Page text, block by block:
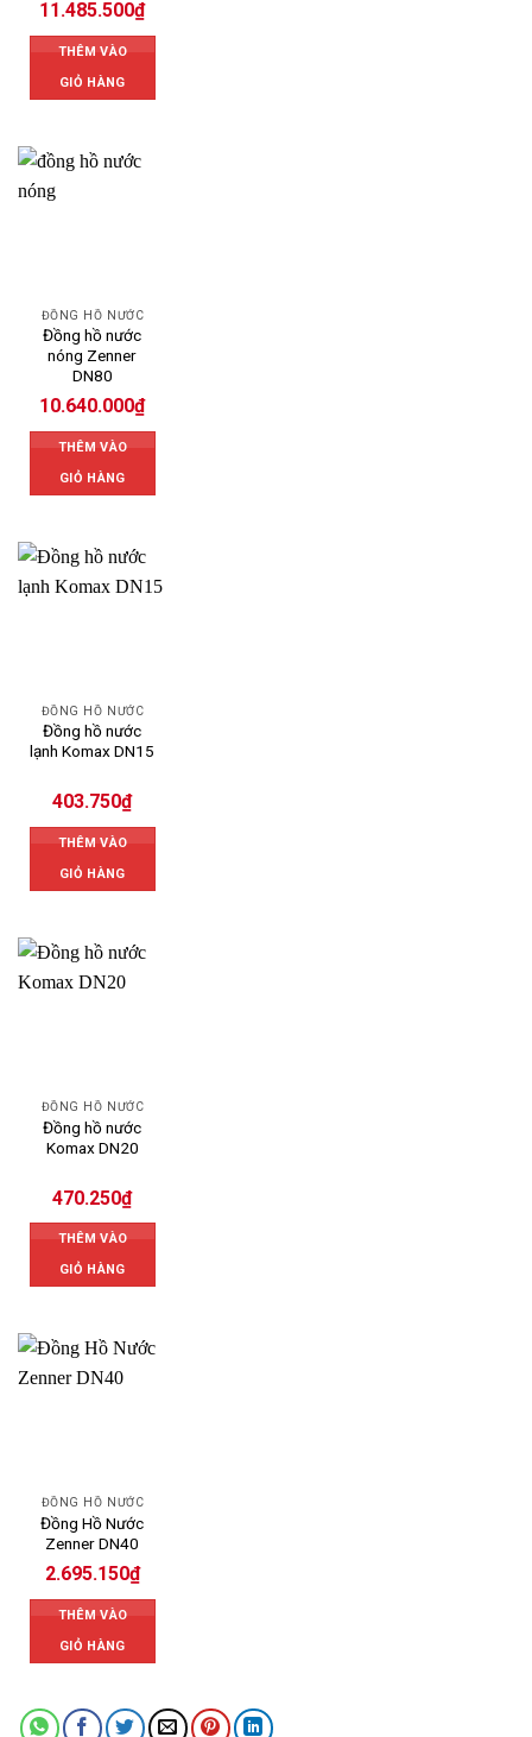
11.485.500₫
THÊM VÀO
GIỎ HÀNG
ĐỒNG HỒ NƯỚC
Đồng hồ nước
nóng Zenner
DN80
10.640.000₫
THÊM VÀO
GIỎ HÀNG
ĐỒNG HỒ NƯỚC
Đồng hồ nước
lạnh Komax DN15
403.750₫
THÊM VÀO
GIỎ HÀNG
ĐỒNG HỒ NƯỚC
Đồng hồ nước
Komax DN20
470.250₫
THÊM VÀO
GIỎ HÀNG
ĐỒNG HỒ NƯỚC
Đồng Hồ Nước
Zenner DN40
2.695.150₫
THÊM VÀO
GIỎ HÀNG